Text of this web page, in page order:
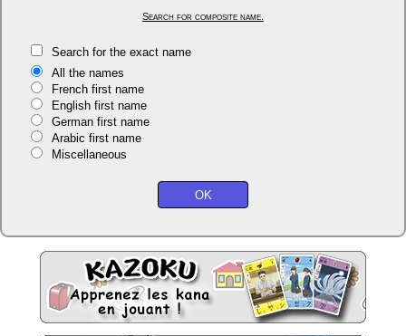
Search for composite name.
Search for the exact name
All the names
French first name
English first name
German first name
Arabic first name
Miscellaneous